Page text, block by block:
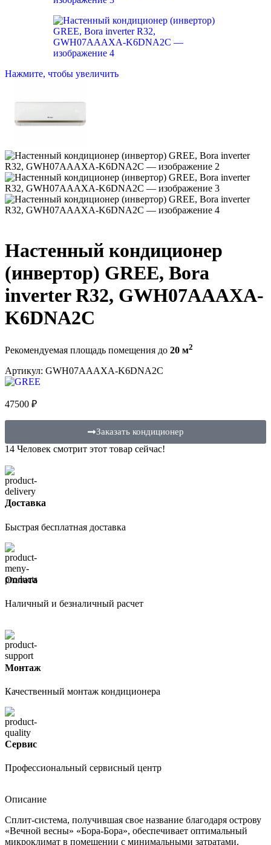
Нажмите, чтобы увеличить
Настенный кондиционер
(инвертор) GREE, Bora
inverter R32, GWH07AAAXA-
K6DNA2C
Рекомендуемая площадь помещения до 20 м2
Артикул: GWH07AAAXA-K6DNA2C
47500 ₽
Заказать кондиционер
14 Человек смотрит этот товар сейчас!
Доставка
Быстрая бесплатная доставка
Оплата
Наличный и безналичный расчет
Монтаж
Качественный монтаж кондиционера
Сервис
Профессиональный сервисный центр
Описание
Сплит-система, получившая свое название благодаря острову
«Вечной весны» «Бора-Бора», обеспечивает оптимальный
микроклимат в помещении с минимальными затратами.